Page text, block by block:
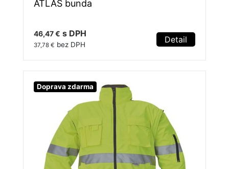
ATLAS bunda
46,47 € s DPH
37,78 € bez DPH Detail
Doprava zdarma